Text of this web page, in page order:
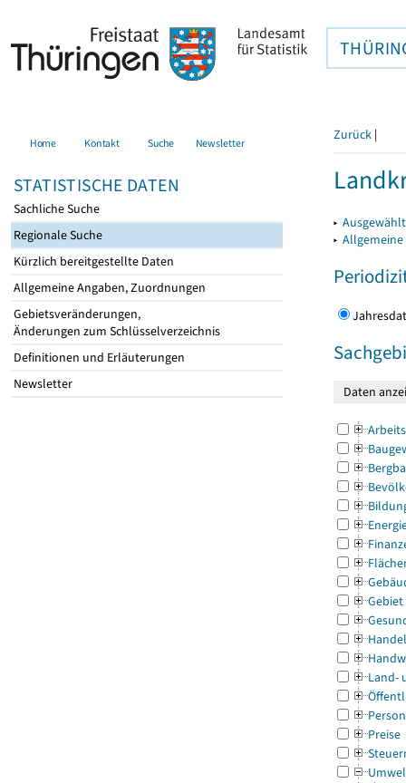
Home Kontakt Suche Newsletter
STATISTISCHE DATEN
Sachliche Suche
Regionale Suche
Kürzlich bereitgestellte Daten
Allgemeine Angaben, Zuordnungen
Gebietsveränderungen,
Änderungen zum Schlüsselverzeichnis
Definitionen und Erläuterungen
Newsletter
Zurück |
▸
▸
Gebiet
Land-
Preise